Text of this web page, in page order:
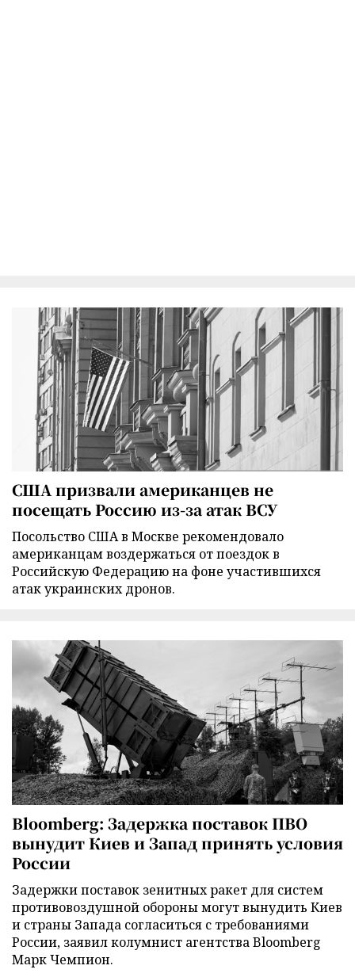
США призвали американцев не
посещать Россию из-за атак ВСУ
Посольство США в Москве рекомендовало
американцам воздержаться от поездок в
Российскую Федерацию на фоне участившихся
атак украинских дронов.
Bloomberg: Задержка поставок ПВО
вынудит Киев и Запад принять условия
России
Задержки поставок зенитных ракет для систем
противовоздушной обороны могут вынудить Киев
и страны Запада согласиться с требованиями
России, заявил колумнист агентства Bloomberg
Марк Чемпион.